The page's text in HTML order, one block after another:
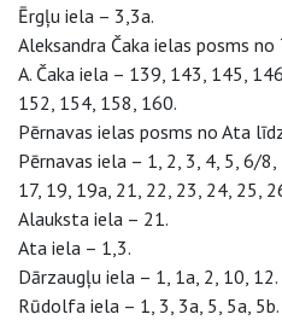
Ērgļu iela – 3,3a.
Aleksandra Čaka ielas posms
A. Čaka iela – 139, 143, 145,
152, 154, 158, 160.
Pērnavas ielas posms no Ata
Pērnavas iela – 1, 2, 3, 4, 5, 6/
17, 19, 19a, 21, 22, 23, 24, 25,
Alauksta iela – 21.
Ata iela – 1,3.
Dārzaugļu iela – 1, 1a, 2, 10, 12.
Rūdolfa iela – 1, 3, 3a, 5, 5a, 5b.